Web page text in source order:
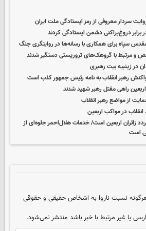
سردار معروفی از رمز ایستادگی ملت ایران
برابر دروغ‌پراکنی دشمن ایستادگی کردند
سپاه برای همکاری با رسانه‌ها در روایتگری جنگ
در زینبیه بیت رهبری
واکنش رهبر انقلاب به نامه رئیس جمهور کذب است
راهی مقتل رهبر شهید شدند
از مواضع رهبر انقلاب
در مواکب اربعین
زائران اربعین است/ خدمات هلال‌احمر جلوه‌ای از
است
نسبت ناروا به اشخاص حقیقی و حقوقی
یا غیر مرتبط با خبر باشد منتشر نمی‌شود.